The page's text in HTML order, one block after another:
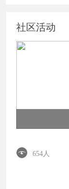
女生的气质
社区活动
654人